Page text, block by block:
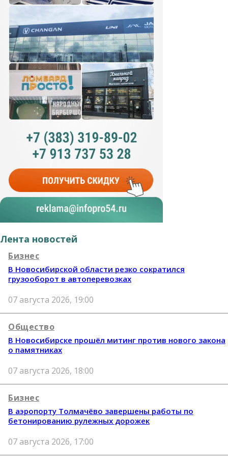
Лента новостей
Бизнес
В Новосибирской области резко сократился
грузооборот в автоперевозках
07 августа 2026, 19:00
Общество
В Новосибирске прошёл митинг против нового закона
о памятниках
07 августа 2026, 18:00
Бизнес
В аэропорту Толмачёво завершены работы по
бетонированию рулежных дорожек
07 августа 2026, 17:00